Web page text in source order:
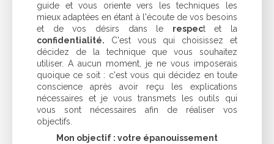
guide et vous oriente vers les techniques les
mieux adaptées en étant à l'écoute de vos besoins
et de vos désirs dans le respect et la
confidentialité. C'est vous qui choisissez et
décidez de la technique que vous souhaitez
utiliser. A aucun moment, je ne vous imposerais
quoique ce soit : c'est vous qui décidez en toute
conscience après avoir reçu les explications
nécessaires et je vous transmets les outils qui
vous sont nécessaires afin de réaliser vos
objectifs.
Mon objectif : votre épanouissement